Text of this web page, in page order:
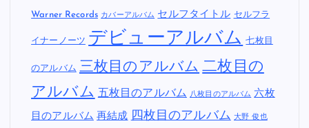
Warner Records カバーアルバム セルフタイトル セルフラ
イナーノーツ デビューアルバム 七枚目
のアルバム 三枚目のアルバム 二枚目の
アルバム 五枚目のアルバム 八枚目のアルバム 六枚
目のアルバム 再結成 四枚目のアルバム 大野 俊也